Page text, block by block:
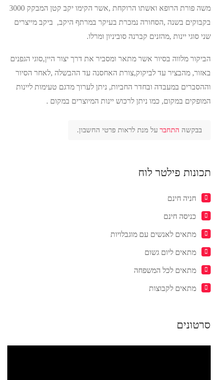
משה פורת הרופא ואשתו הרוקחת ,אשר הקימו יקב קטן המבקק 3000
בקבוקים בשנה ,הסחורה נמכרת בעיקר במרתף היקב, ביקב מייצרים
שני סוגי יינות ,מהזנים קברנה סוביניון ומרלו.
הביקור מלווה בסיור אשר מתאר ומסביר את דרך יצור היין,סוגי הגפנים
באזור, מהבציר עד לביקוק,צורת האחסנה עד ההבשלה ,לאחר הסיור
וההסברים במעבדה ובחדר החביות, ניתן לערוך מדגם טעימות ליינות
המופקים במקום, כמו ניתן לרכוש יינות המיוצרים במקום .
בבקשה התחבר על מנת לראות פרטי החשבון.
תכונות פילטר לוח
חניה חינם
כניסה חינם
מתאים לאנשים עם מוגבלויות
מתאים ליום גשום
מתאים לכל המשפחה
מתאים לקבוצות
סרטונים